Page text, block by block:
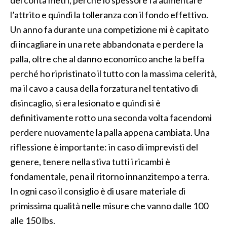
l’attrito e quindi la tolleranza con il fondo effettivo.
Un anno fa durante una competizione mi è capitato
di incagliare in una rete abbandonata e perdere la
palla, oltre che al danno economico anche la beffa
perché ho ripristinato il tutto con la massima celerità,
ma il cavo a causa della forzatura nel tentativo di
disincaglio, si era lesionato e quindi si è
definitivamente rotto una seconda volta facendomi
perdere nuovamente la palla appena cambiata. Una
riflessione è importante: in caso di imprevisti del
genere, tenere nella stiva tutti i ricambi è
fondamentale, pena il ritorno innanzitempo a terra.
In ogni caso il consiglio è di usare materiale di
primissima qualità nelle misure che vanno dalle 100
alle 150 lbs.